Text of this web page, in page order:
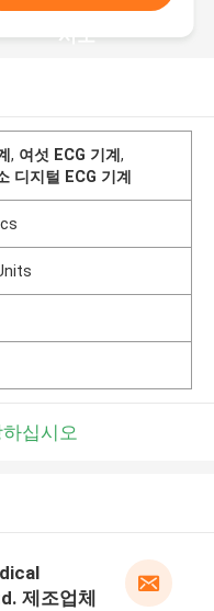
시오
, 여섯 ECG 기계,
디지털 ECG 기계
십시오
제조업체